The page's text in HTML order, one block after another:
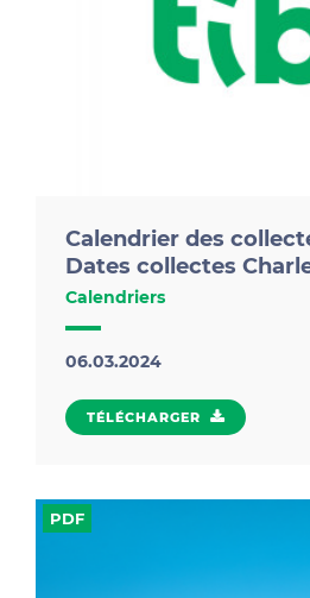
Calendrier des
Dates collectes
Calendriers
06.03.2024
TÉLÉCHARGER
Retrouvez toutes les dates des
TÉLÉCHARGER
PDF